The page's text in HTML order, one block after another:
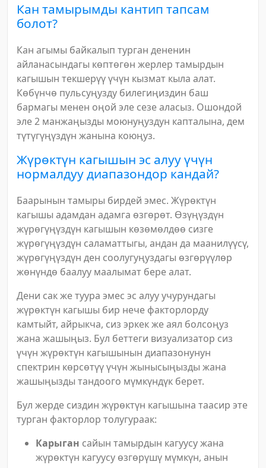
Кан тамырымды кантип тапсам
болот?
Кан агымы байкалып турган дененин
айланасындагы көптөгөн жерлер тамырдын
кагышын текшерүү үчүн кызмат кыла алат.
Көбүнчө пульсуңузду билегиңиздин баш
бармагы менен оңой эле сезе аласыз. Ошондой
эле 2 манжаңызды моюнуңуздун капталына, дем
түтүгүңүздүн жанына коюңуз.
Жүрөктүн кагышын эс алуу үчүн
нормалдуу диапазондор кандай?
Баарынын тамыры бирдей эмес. Жүрөктүн
кагышы адамдан адамга өзгөрөт. Өзүңүздүн
жүрөгүңүздүн кагышын көзөмөлдөө сизге
жүрөгүңүздүн саламаттыгы, андан да маанилүүсү,
жүрөгүңүздүн ден соолугуңуздагы өзгөрүүлөр
жөнүндө баалуу маалымат бере алат.
Дени сак же туура эмес эс алуу учурундагы
жүрөктүн кагышы бир нече факторлорду
камтыйт, айрыкча, сиз эркек же аял болсоңуз
жана жашыңыз. Бул беттеги визуализатор сиз
үчүн жүрөктүн кагышынын диапазонунун
спектрин көрсөтүү үчүн жынысыңызды жана
жашыңызды тандоого мүмкүндүк берет.
Бул жерде сиздин жүрөктүн кагышына таасир эте
турган факторлор толугураак:
Карыган сайын тамырдын кагуусу жана
жүрөктүн кагуусу өзгөрүшү мүмкүн, анын